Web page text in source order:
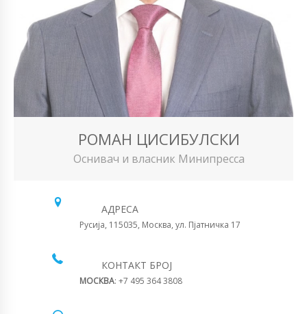
РОМАН ЦИСИБУЛСКИ
Оснивач и власник Минипресса
АДРЕСА
Русија, 115035, Москва, ул. Пјатничка 17
КОНТАКТ БРОЈ
МОСКВА: +7 495 364 3808